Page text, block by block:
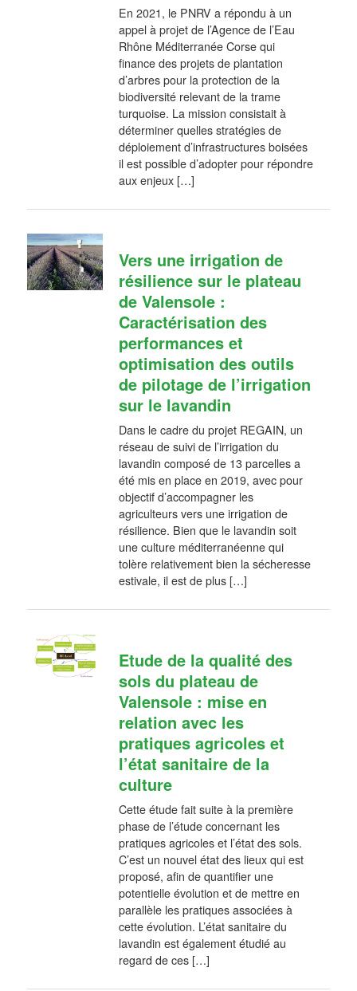
En 2021, le PNRV a répondu à un
appel à projet de l’Agence de l’Eau
Rhône Méditerranée Corse qui
finance des projets de plantation
d’arbres pour la protection de la
biodiversité relevant de la trame
turquoise. La mission consistait à
déterminer quelles stratégies de
déploiement d’infrastructures boisées
il est possible d’adopter pour répondre
aux enjeux […]
Vers une irrigation de
résilience sur le plateau
de Valensole :
Caractérisation des
performances et
optimisation des outils
de pilotage de l’irrigation
sur le lavandin
Dans le cadre du projet REGAIN, un
réseau de suivi de l’irrigation du
lavandin composé de 13 parcelles a
été mis en place en 2019, avec pour
objectif d’accompagner les
agriculteurs vers une irrigation de
résilience. Bien que le lavandin soit
une culture méditerranéenne qui
tolère relativement bien la sécheresse
estivale, il est de plus […]
Etude de la qualité des
sols du plateau de
Valensole : mise en
relation avec les
pratiques agricoles et
l’état sanitaire de la
culture
Cette étude fait suite à la première
phase de l’étude concernant les
pratiques agricoles et l’état des sols.
C’est un nouvel état des lieux qui est
proposé, afin de quantifier une
potentielle évolution et de mettre en
parallèle les pratiques associées à
cette évolution. L’état sanitaire du
lavandin est également étudié au
regard de ces […]